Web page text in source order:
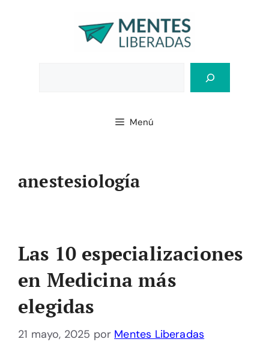
Menú
anestesiología
Las 10 especializaciones
en Medicina más
elegidas
21 mayo, 2025 por Mentes Liberadas